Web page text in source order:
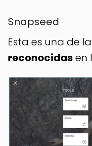
Snapseed
Esta es una de
reconocidasen